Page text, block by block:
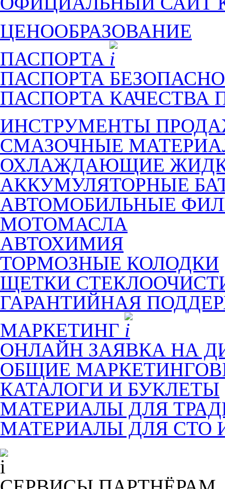
ЦЕНООБРАЗОВАНИЕ
ПАСПОРТА
ПАСПОРТА
ПАСПОРТА КАЧЕСТВА
ИНСТРУМЕНТЫ
СМАЗОЧНЫЕ
ОХЛАЖДАЮЩИЕ
АККУМУЛЯТОРНЫЕ
АВТОМОБИЛЬНЫЕ
МОТОМАСЛА
АВТОХИМИЯ
ТОРМОЗНЫЕ КОЛОДКИ
ЩЕТКИ
ГАРАНТИЙНАЯ
МАРКЕТИНГ
ОНЛАЙН ЗАЯВКА НА
ОБЩИЕ
КАТАЛОГИ И БУКЛЕТЫ
МАТЕРИАЛЫ ДЛЯ
МАТЕРИАЛЫ ДЛЯ СТО